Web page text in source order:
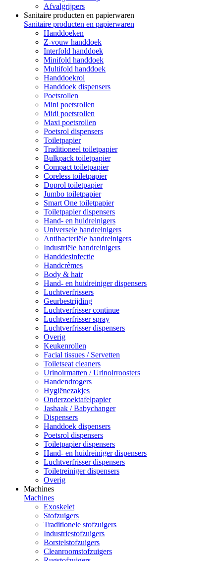
Afvalgrijpers
Sanitaire producten en papierwaren
Sanitaire producten en papierwaren
Handdoeken
Z-vouw handdoek
Interfold handdoek
Minifold handdoek
Multifold handdoek
Handdoekrol
Handdoek dispensers
Poetsrollen
Mini poetsrollen
Midi poetsrollen
Maxi poetsrollen
Poetsrol dispensers
Toiletpapier
Traditioneel toiletpapier
Bulkpack toiletpapier
Compact toiletpapier
Coreless toiletpapier
Doprol toiletpapier
Jumbo toiletpapier
Smart One toiletpapier
Toiletpapier dispensers
Hand- en huidreinigers
Universele handreinigers
Antibacteriële handreinigers
Industriële handreinigers
Handdesinfectie
Handcrèmes
Body & hair
Hand- en huidreiniger dispensers
Luchtverfrissers
Geurbestrijding
Luchtverfrisser continue
Luchtverfrisser spray
Luchtverfrisser dispensers
Overig
Keukenrollen
Facial tissues / Servetten
Toiletseat cleaners
Urinoirmatten / Urinoirroosters
Handendrogers
Hygiënezakjes
Onderzoektafelpapier
Jashaak / Babychanger
Dispensers
Handdoek dispensers
Poetsrol dispensers
Toiletpapier dispensers
Hand- en huidreiniger dispensers
Luchtverfrisser dispensers
Toiletreiniger dispensers
Overig
Machines
Machines
Exoskelet
Stofzuigers
Traditionele stofzuigers
Industriestofzuigers
Borstelstofzuigers
Cleanroomstofzuigers